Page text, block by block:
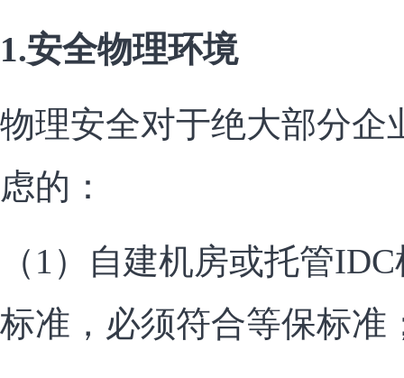
1.安全物理环境
物理安全对于绝大部分企
虑的：
（1）自建机房或托管
标准，必须符合等保标准